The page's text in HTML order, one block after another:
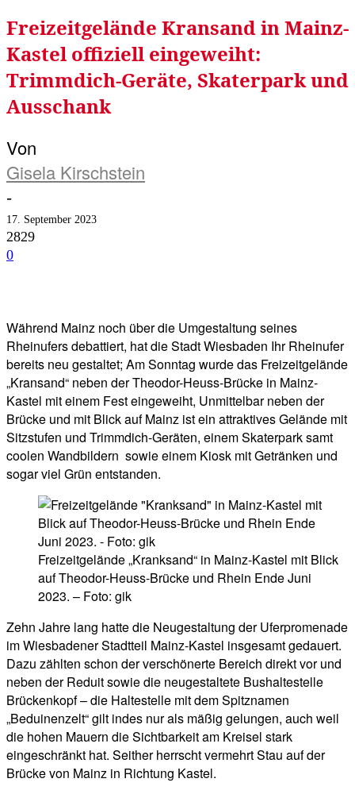
Freizeitgelände Kransand in Mainz-
Kastel offiziell eingeweiht:
Trimmdich-Geräte, Skaterpark und
Ausschank
Von
Gisela Kirschstein
-
17. September 2023
2829
0
Während Mainz noch über die Umgestaltung seines
Rheinufers debattiert, hat die Stadt Wiesbaden Ihr Rheinufer
bereits neu gestaltet; Am Sonntag wurde das Freizeitgelände
„Kransand“ neben der Theodor-Heuss-Brücke in Mainz-
Kastel mit einem Fest eingeweiht, Unmittelbar neben der
Brücke und mit Blick auf Mainz ist ein attraktives Gelände mit
Sitzstufen und Trimmdich-Geräten, einem Skaterpark samt
coolen Wandbildern sowie einem Kiosk mit Getränken und
sogar viel Grün entstanden.
Freizeitgelände „Kranksand“ in Mainz-Kastel mit Blick
auf Theodor-Heuss-Brücke und Rhein Ende Juni
2023. – Foto: gik
Zehn Jahre lang hatte die Neugestaltung der Uferpromenade
im Wiesbadener Stadtteil Mainz-Kastel insgesamt gedauert.
Dazu zählten schon der verschönerte Bereich direkt vor und
neben der Reduit sowie die neugestaltete Bushaltestelle
Brückenkopf – die Haltestelle mit dem Spitznamen
„Beduinenzelt“ gilt indes nur als mäßig gelungen, auch weil
die hohen Mauern die Sichtbarkeit am Kreisel stark
eingeschränkt hat. Seither herrscht vermehrt Stau auf der
Brücke von Mainz in Richtung Kastel.